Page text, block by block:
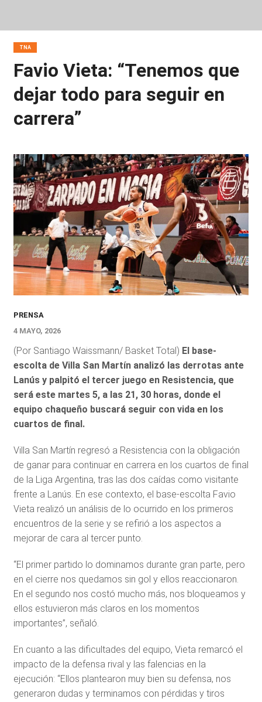
TNA
Favio Vieta: “Tenemos que
dejar todo para seguir en
carrera”
PRENSA
4 MAYO, 2026
(Por Santiago Waissmann/ Basket Total) El base-
escolta de Villa San Martín analizó las derrotas ante
Lanús y palpitó el tercer juego en Resistencia, que
será este martes 5, a las 21, 30 horas, donde el
equipo chaqueño buscará seguir con vida en los
cuartos de final.
Villa San Martín regresó a Resistencia con la obligación
de ganar para continuar en carrera en los cuartos de final
de la Liga Argentina, tras las dos caídas como visitante
frente a Lanús. En ese contexto, el base-escolta Favio
Vieta realizó un análisis de lo ocurrido en los primeros
encuentros de la serie y se refirió a los aspectos a
mejorar de cara al tercer punto.
“El primer partido lo dominamos durante gran parte, pero
en el cierre nos quedamos sin gol y ellos reaccionaron.
En el segundo nos costó mucho más, nos bloqueamos y
ellos estuvieron más claros en los momentos
importantes”, señaló.
En cuanto a las dificultades del equipo, Vieta remarcó el
impacto de la defensa rival y las falencias en la
ejecución: “Ellos plantearon muy bien su defensa, nos
generaron dudas y terminamos con pérdidas y tiros